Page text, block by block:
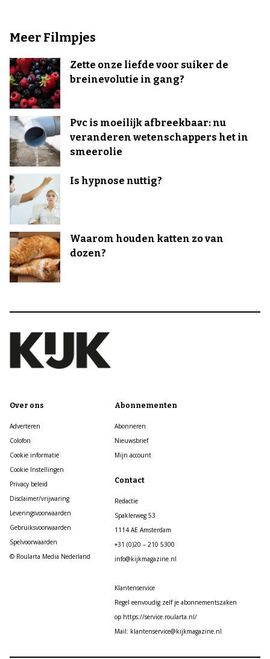
Meer Filmpjes
Zette onze liefde voor suiker de
breinevolutie in gang?
Pvc is moeilijk afbreekbaar: nu
veranderen wetenschappers het in
smeerolie
Is hypnose nuttig?
Waarom houden katten zo van
dozen?
Over ons
Adverteren
Colofon
Cookie informatie
Cookie Instellingen
Privacy beleid
Disclaimer/vrijwaring
Leveringsvoorwaarden
Gebruiksvoorwaarden
Spelvoorwaarden
© Roularta Media Nederland
Abonnementen
Abonneren
Nieuwsbrief
Mijn account
Contact
Redactie
Spaklerweg 53
1114 AE Amsterdam
+31 (0)20 – 210 5300
info@kijkmagazine.nl
Klantenservice
Regel eenvoudig zelf je abonnementszaken
op https://service.roularta.nl/
Mail: klantenservice@kijkmagazine.nl